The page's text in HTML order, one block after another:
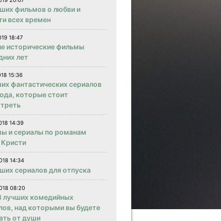
фильмов о любви и
всех времен
18:47
исторические фильмы
лет
15:36
фантастических сериалов
которые стоит
14:39
и сериалы по романам
14:34
сериалов для отпуска
08:20
комедийных
над которыми вы будете
от души